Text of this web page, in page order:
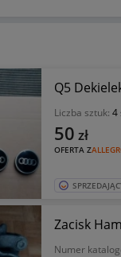
Q5
Liczba sztuk: 4
OFERTA Z
50 zł
Zacisk
Numer